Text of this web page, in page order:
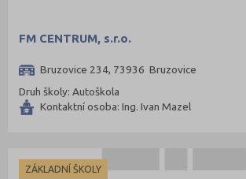
FM CENTRUM, s.r.o.
Bruzovice 234, 73936 Bruzovice
Druh školy: Autoškola
Kontaktní osoba: Ing. Ivan Mazel
ZÁKLADNÍ ŠKOLY